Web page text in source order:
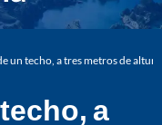
un techo, a tres metros de
a